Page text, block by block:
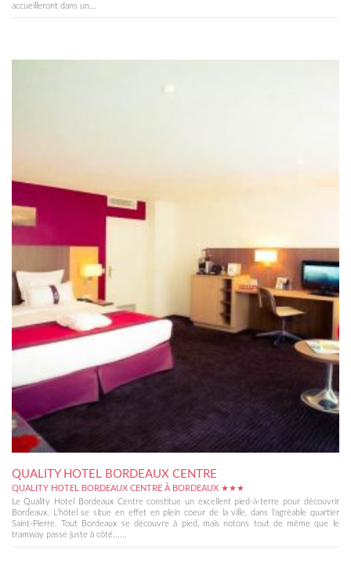
accueilleront dans un...
QUALITY HOTEL BORDEAUX CENTRE
QUALITY HOTEL BORDEAUX CENTRE À BORDEAUX ★★★
Le Quality Hotel Bordeaux Centre constitue un excellent pied-à-terre pour découvrir
Bordeaux. L'hôtel se situe en effet en plein coeur de la ville, dans l'agréable quartier
Saint-Pierre. Tout Bordeaux se découvre à pied, mais notons tout de même que le
tramway passe juste à côté......